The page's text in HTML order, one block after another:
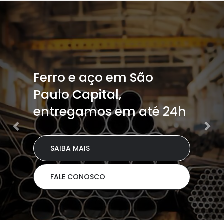
Ferro e aço em São
Paulo Capital,
entregamos em até 24h
SAIBA MAIS
FALE CONOSCO
Previous